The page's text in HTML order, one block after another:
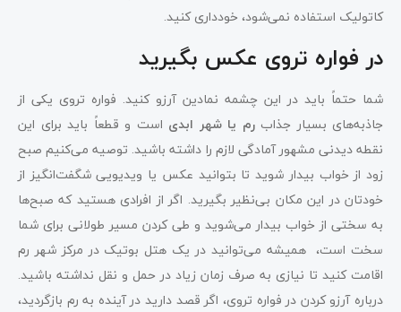
کاتولیک استفاده نمی‌شود، خودداری کنید.
در فواره تروی عکس بگیرید
شما حتماً باید در این چشمه نمادین آرزو کنید. فواره تروی یکی از
جاذبه‌های بسیار جذابرم یا شهر ابدی است و قطعاً باید برای این
نقطه دیدنی مشهور آمادگی لازم را داشته باشید. توصیه می‌کنیم صبح
زود از خواب بیدار شوید تا بتوانید عکس یا ویدیویی شگفت‌انگیز از
خودتان در این مکان بی‌نظیر بگیرید. اگر از افرادی هستید که صبح‌ها
به سختی از خواب بیدار می‌شوید و طی کردن مسیر طولانی برای شما
سخت است، همیشه می‌توانید در یک هتل بوتیک در مرکز شهر رم
اقامت کنید تا نیازی به صرف زمان زیاد در حمل و نقل نداشته باشید.
درباره آرزو کردن در فواره تروی، اگر قصد دارید در آینده به رم بازگردید،